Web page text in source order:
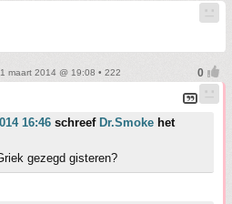
maart 2014 @ 19:08 • 222
16:46 schreef Dr.Smoke het
gezegd gisteren?